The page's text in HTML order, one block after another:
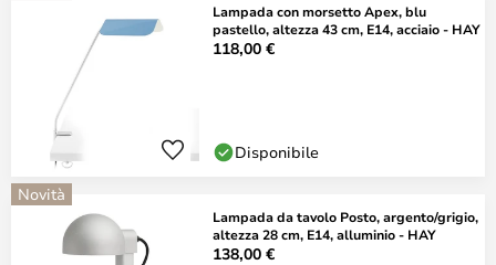
Lampada con morsetto Apex, blu
pastello, altezza 43 cm, E14, acciaio - HAY
118,00 €
Disponibile
Novità
Lampada da tavolo Posto, argento/grigio,
altezza 28 cm, E14, alluminio - HAY
138,00 €